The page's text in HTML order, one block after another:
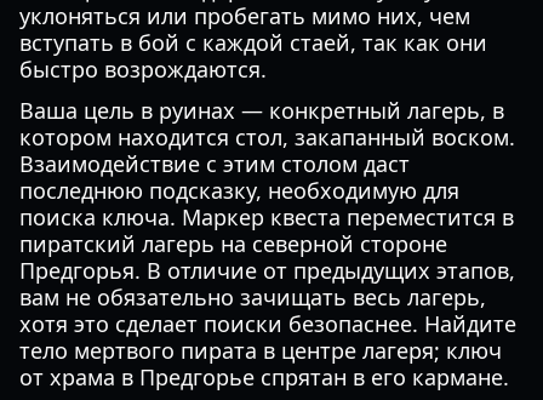
уклоняться или пробегать мимо них, чем
вступать в бой с каждой стаей, так как они
быстро возрождаются.
Ваша цель в руинах — конкретный лагерь, в
котором находится стол, закапанный воском.
Взаимодействие с этим столом даст
последнюю подсказку, необходимую для
поиска ключа. Маркер квеста переместится в
пиратский лагерь на северной стороне
Предгорья. В отличие от предыдущих этапов,
вам не обязательно зачищать весь лагерь,
хотя это сделает поиски безопаснее. Найдите
тело мертвого пирата в центре лагеря; ключ
от храма в Предгорье спрятан в его кармане.